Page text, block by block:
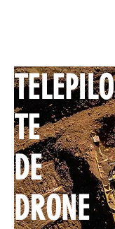
TELEPILO
TE
DE
DRONE